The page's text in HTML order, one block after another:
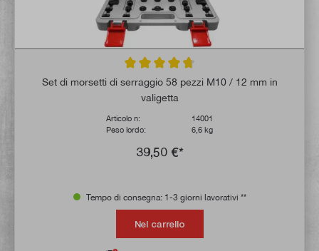
Valutazione media di 4.7 su 5 stelle
Set di morsetti di serraggio 58 pezzi M10 / 12 mm in
valigetta
Articolo n:
14001
Peso lordo:
6,6 kg
39,50 €*
Tempo di consegna: 1-3 giorni lavorativi **
Nel carrello